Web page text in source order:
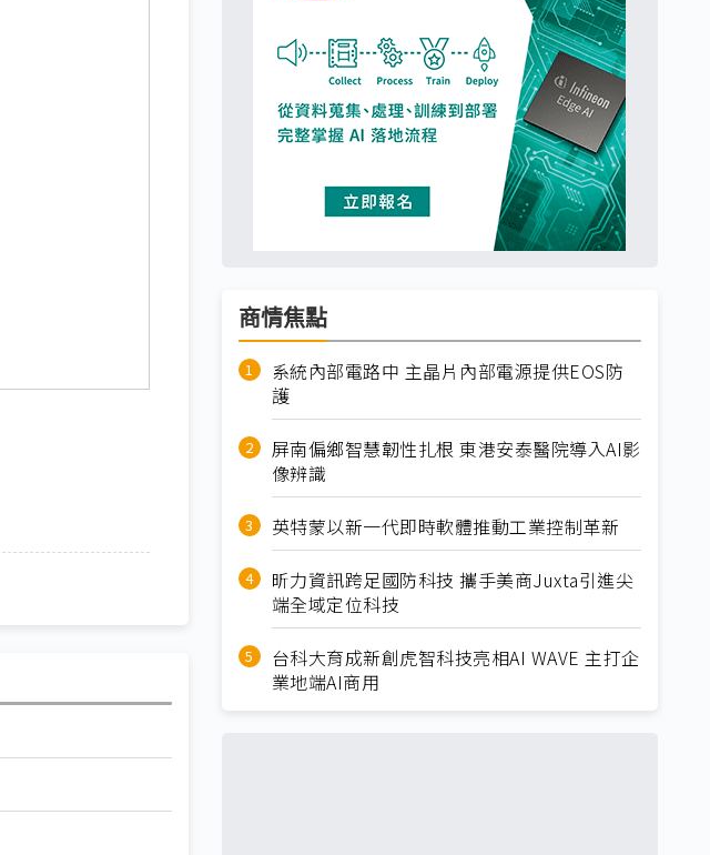
商情焦點
系統內部電路中 主晶片內部電源提供EOS防
護
屏南偏鄉智慧韌性扎根 東港安泰醫院導入AI影
像辨識
英特蒙以新一代即時軟體推動工業控制革新
昕力資訊跨足國防科技 攜手美商Juxta引進尖
端全域定位科技
台科大育成新創虎智科技亮相AI WAVE 主打企
業地端AI商用